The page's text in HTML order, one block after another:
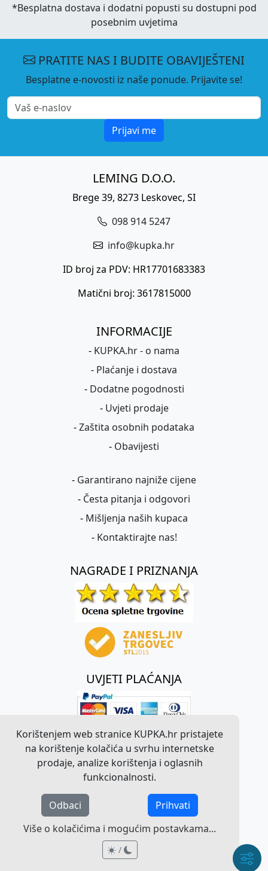
Korištenjem web stranice KUPKA.hr pristajete
na korištenje kolačića u svrhu internetske
prodaje, analize korištenja i oglasnih
funkcionalnosti.
Odbaci
Prihvati
Više o kolačićima i mogućim postavkama...
/
*Besplatna dostava i dodatni popusti su dostupni pod
posebnim uvjetima
PRATITE NAS I BUDITE OBAVIJEŠTENI
Besplatne e-novosti iz naše ponude. Prijavite se!
Prijavi me
LEMING D.O.O.
Brege 39, 8273 Leskovec, SI
098 914 5247
info@kupka.hr
ID broj za PDV: HR17701683383
Matični broj: 3617815000
INFORMACIJE
- KUPKA.hr - o nama
- Plaćanje i dostava
- Dodatne pogodnosti
- Uvjeti prodaje
-Zaštita osobnih podataka
- Obavijesti
- Garantirano najniže cijene
- Česta pitanja i odgovori
- Mišljenja naših kupaca
- Kontaktirajte nas!
NAGRADE I PRIZNANJA
UVJETI PLAĆANJA
©2026KUPKA.hr. Sva prava pridržana.
Pravna obavijest o radu web stranice
/